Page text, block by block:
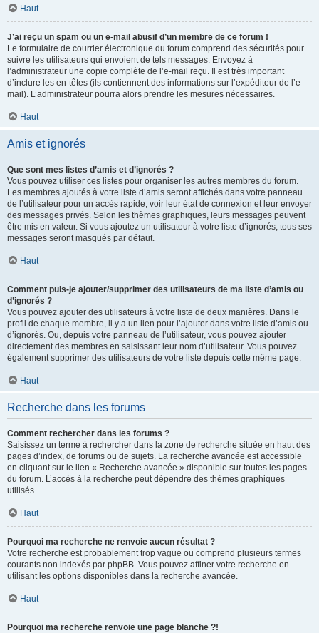
Haut
J’ai reçu un spam ou un e-mail abusif d’un membre de ce forum !
Le formulaire de courrier électronique du forum comprend des sécurités pour
suivre les utilisateurs qui envoient de tels messages. Envoyez à
l’administrateur une copie complète de l’e-mail reçu. Il est très important
d’inclure les en-têtes (ils contiennent des informations sur l’expéditeur de l’e-
mail). L’administrateur pourra alors prendre les mesures nécessaires.
Haut
Amis et ignorés
Que sont mes listes d’amis et d’ignorés ?
Vous pouvez utiliser ces listes pour organiser les autres membres du forum.
Les membres ajoutés à votre liste d’amis seront affichés dans votre panneau
de l’utilisateur pour un accès rapide, voir leur état de connexion et leur envoyer
des messages privés. Selon les thèmes graphiques, leurs messages peuvent
être mis en valeur. Si vous ajoutez un utilisateur à votre liste d’ignorés, tous ses
messages seront masqués par défaut.
Haut
Comment puis-je ajouter/supprimer des utilisateurs de ma liste d’amis ou
d’ignorés ?
Vous pouvez ajouter des utilisateurs à votre liste de deux manières. Dans le
profil de chaque membre, il y a un lien pour l’ajouter dans votre liste d’amis ou
d’ignorés. Ou, depuis votre panneau de l’utilisateur, vous pouvez ajouter
directement des membres en saisissant leur nom d’utilisateur. Vous pouvez
également supprimer des utilisateurs de votre liste depuis cette même page.
Haut
Recherche dans les forums
Comment rechercher dans les forums ?
Saisissez un terme à rechercher dans la zone de recherche située en haut des
pages d’index, de forums ou de sujets. La recherche avancée est accessible
en cliquant sur le lien « Recherche avancée » disponible sur toutes les pages
du forum. L’accès à la recherche peut dépendre des thèmes graphiques
utilisés.
Haut
Pourquoi ma recherche ne renvoie aucun résultat ?
Votre recherche est probablement trop vague ou comprend plusieurs termes
courants non indexés par phpBB. Vous pouvez affiner votre recherche en
utilisant les options disponibles dans la recherche avancée.
Haut
Pourquoi ma recherche renvoie une page blanche ?!